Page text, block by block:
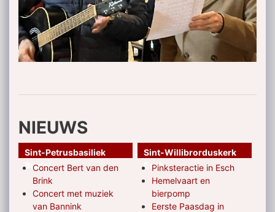
NIEUWS
Sint-Petrusbasiliek
Boxtel
Concert Bert van den
Brink
Concert met muziek
van Bannink
Sint-Willibrorduskerk
EschPinksteractie in Esch
Hemelvaart en
bierpomp
Eerste Paasdag in